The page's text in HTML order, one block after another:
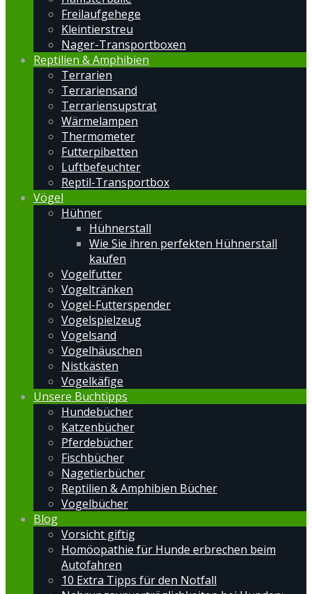
Freilaufgehege
Kleintierstreu
Nager-Transportboxen
Reptilien & Amphibien
Terrarien
Terrariensand
Terrariensupstrat
Wärmelampen
Thermometer
Futterpibetten
Luftbefeuchter
Reptil-Transportbox
Vögel
Hühner
Hühnerstall
Wie Sie ihren perfekten Hühnerstall
kaufen
Vogelfutter
Vogeltränken
Vogel-Futterspender
Vogelspielzeug
Vogelsand
Vogelhäuschen
Nistkästen
Vogelkäfige
Unsere Buchtipps
Hundebücher
Katzenbücher
Pferdebücher
Fischbücher
Nagetierbücher
Reptilien & Amphibien Bücher
Vogelbücher
Blog
Vorsicht giftig
Homöopathie für Hunde erbrechen beim
Autofahren
10 Extra Tipps für den Notfall